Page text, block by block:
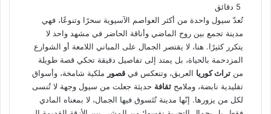
تُعدّ سيول واحدة من أكثر العواصم الآسيوية سحرًا وتنوعًا، فهي
مدينة تجمع بين روح الماضي وأناقة الحاضر في مشهد واحد لا
يتكرر كثيرًا. هنا، لا يقتصر الجمال على المباني اللامعة أو الشوارع
المزدحمة بالحياة، بل يمتد إلى تفاصيل دقيقة تحكي قصة طويلة
من تراث كوريا العريق، وتنعكس في قصور ملكية شامخة، وأسواق
تقليدية نابضة، وملامح ثقافة حديثة جعلت من سيول وجهة لا تُنسى
لكل من يزورها. إنّها مدينة تُتَسوق فيها الجمال، لا بمعناه المادي